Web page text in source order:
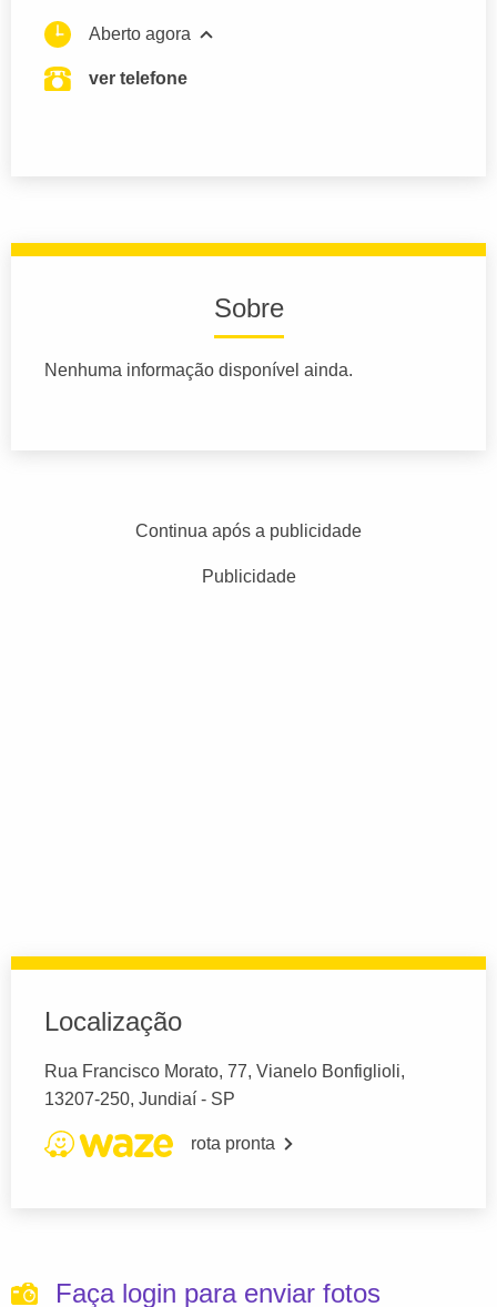
Aberto agora
ver telefone
Sobre
Nenhuma informação disponível ainda.
Continua após a publicidade
Publicidade
Localização
Rua Francisco Morato, 77, Vianelo Bonfiglioli,
13207-250, Jundiaí - SP
rota pronta
Faça login para enviar fotos